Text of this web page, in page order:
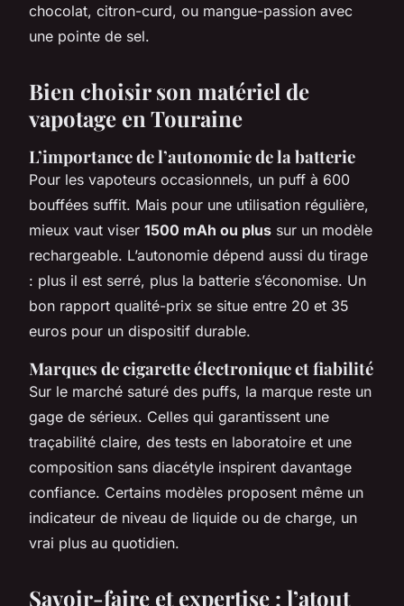
chocolat, citron-curd, ou mangue-passion avec
une pointe de sel.
Bien choisir son matériel de
vapotage en Touraine
L’importance de l’autonomie de la batterie
Pour les vapoteurs occasionnels, un puff à 600
bouffées suffit. Mais pour une utilisation régulière,
mieux vaut viser 1500 mAh ou plus sur un modèle
rechargeable. L’autonomie dépend aussi du tirage
: plus il est serré, plus la batterie s’économise. Un
bon rapport qualité-prix se situe entre 20 et 35
euros pour un dispositif durable.
Marques de cigarette électronique et fiabilité
Sur le marché saturé des puffs, la marque reste un
gage de sérieux. Celles qui garantissent une
traçabilité claire, des tests en laboratoire et une
composition sans diacétyle inspirent davantage
confiance. Certains modèles proposent même un
indicateur de niveau de liquide ou de charge, un
vrai plus au quotidien.
Savoir-faire et expertise : l’atout